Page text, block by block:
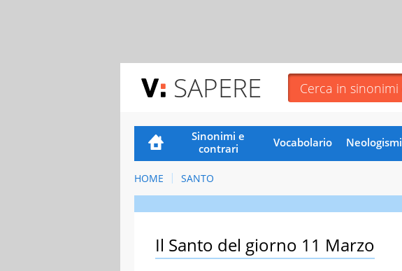
SAPERE
Sinonimi e
contrari
Vocabolario Neologismi
HOME SANTO
Il Santo del giorno 11 Marzo